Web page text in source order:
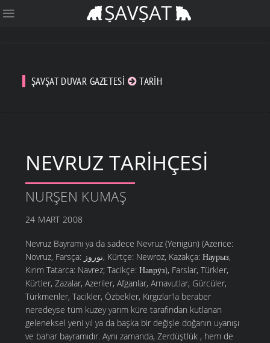
ŞAVŞAT DUVAR GAZETESI TARIH
NEVRUZ TARIHÇESI
NURŞEN KUMAŞ
24 MART 2008
Nevruz Bayramı ya da sadece Nevruz (Yenigün) (Azerice:
Novruz, Farsça: نوروز, Kürtçe: Newroz, Kazakça: Наурыз,
Kırım Tatarca: Navrez; Tacikçe: Наврӯз), Farslar, Türkler,
Kürtler, Zazalar, Azeriler, Afganlar, Arnavutlar, Gürcüler,
Türkmenler, Tacikler, Özbekler, Kırgızlar'la beraber
neredeyse tüm kuzey yarım küre tarafından kutlanan
geleneksel yeni yıl ya da başka bir değişle doğanın uyanışı
ve bahar bayramıdır. Aynı zamanda, Zerdüştlük , hem de